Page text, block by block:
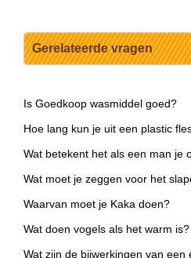
Gerelateerde vragen
Is Goedkoop wasmiddel goed?
Hoe lang kun je uit een plastic
Wat betekent het als een man je
Wat moet je zeggen voor het
Waarvan moet je Kaka doen?
Wat doen vogels als het warm is?
Wat zijn de bijwerkingen van een